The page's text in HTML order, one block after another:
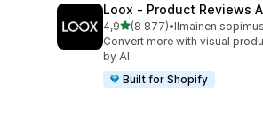
Loox ‑ Product Reviews
4,9/ 5 tähteä
(8 877)
8877 arvostelua yhteensä
•Ilmainen
Convert more with visual
by AI
Built for Shopify